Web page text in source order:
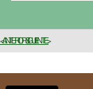
< ANTERIORSIGUIENTE >